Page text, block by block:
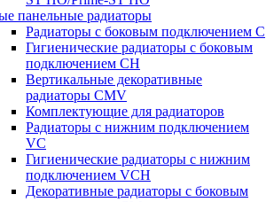
панельные радиаторы
Радиаторы c боковым подключением C
Гигиенические радиаторы c боковым
подключением CH
Вертикальные декоративные
радиаторы CMV
Комплектующие для радиаторов
Радиаторы c нижним подключением
VC
Гигиенические радиаторы c нижним
подключением VCH
Декоративные радиаторы с боковым